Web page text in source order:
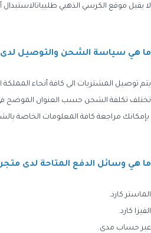
لا يقبل موقع الكرسي الذهبي طلبياتالاستبدال أو الإسترجاع أذا
ما هي سياسة الشحن والتوصيل لدى
يتم توصيل المشتريات الى كافة أنحاء المملكة العربية
تختلف تكلفة الشحن حسب العنوان الموضح
بإمكانك مراجعة كافة المعلومات الخاصة
ما هي وسائل الدفع المتاحة لدى
الماستر كارد.
الفيزا كارد.
عبر حساب مدى.